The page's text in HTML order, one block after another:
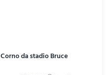
Corno da stadio Bruce